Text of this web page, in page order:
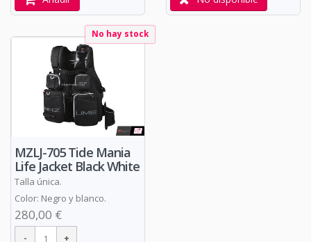
No hay stock
MZLJ-705 Tide Mania
Life Jacket Black White
Talla única.
Color: Negro y blanco.
280,00 €